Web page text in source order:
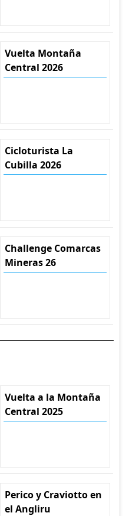
Vuelta Montaña
Central 2026
Cicloturista La
Cubilla 2026
Challenge Comarcas
Mineras 26
Vuelta a la Montaña
Central 2025
Perico y Craviotto en
el Angliru